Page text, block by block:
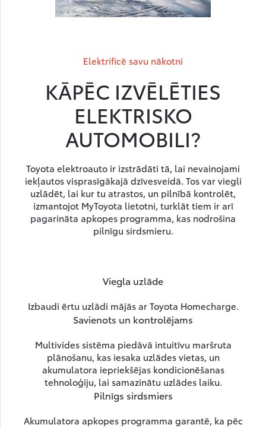
Elektrificē savu nākotni
KĀPĒC IZVĒLĒTIES
ELEKTRISKO
AUTOMOBILI?
Toyota elektroauto ir izstrādāti tā, lai nevainojami
iekļautos visprasīgākajā dzīvesveidā. Tos var viegli
uzlādēt, lai kur tu atrastos, un pilnībā kontrolēt,
izmantojot MyToyota lietotni, turklāt tiem ir arī
pagarināta apkopes programma, kas nodrošina
pilnīgu sirdsmieru.
Viegla uzlāde
Izbaudi ērtu uzlādi mājās ar Toyota Homecharge.
Savienots un kontrolējams
Multivides sistēma piedāvā intuitīvu maršruta
plānošanu, kas iesaka uzlādes vietas, un
akumulatora iepriekšējas kondicionēšanas
tehnoloģiju, lai samazinātu uzlādes laiku.
Pilnīgs sirdsmiers
Akumulatora apkopes programma garantē, ka pēc